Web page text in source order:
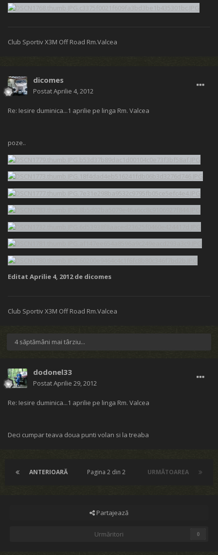
Club Sportiv X3M Off Road Rm.Valcea
dicomes
PostatAprilie 4, 2012
Re: Iesire duminica...1 aprilie pe linga Rm. Valcea
poze..
Editat Aprilie 4, 2012de dicomes
Club Sportiv X3M Off Road Rm.Valcea
4 săptămâni mai târziu...
dodonel33
PostatAprilie 29, 2012
Re: Iesire duminica...1 aprilie pe linga Rm. Valcea
Deci cumpar teava doua punti volan si la treaba
ANTERIOARĂ URMĂTOAREA
Pagina 2 din 2
Partajează
Urmăritori 0